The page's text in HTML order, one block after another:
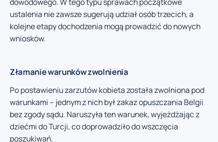
ustalenia nie zawsze sugerują udział osób trzecich, a
kolejne etapy dochodzenia mogą prowadzić do nowych
wniosków.
Złamanie warunków zwolnienia
Po postawieniu zarzutów kobieta została zwolniona pod
warunkami – jednym z nich był zakaz opuszczania Belgii
bez zgody sądu. Naruszyła ten warunek, wyjeżdżając z
dziećmi do Turcji, co doprowadziło do wszczęcia
poszukiwań.